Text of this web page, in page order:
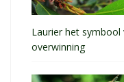
Laurier het symbool
overwinning